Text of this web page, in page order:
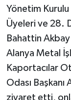
Yönetim
Üyeleri ve 28.
Bahattin
Alanya Metal
Kaportacılar
Odası Başkanı
ziyaret etti,